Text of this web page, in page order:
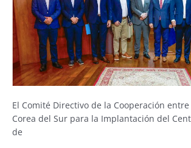
El Comité Directivo de la Cooperación entre
Corea del Sur para la Implantación del
de